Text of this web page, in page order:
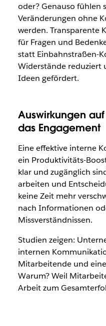
oder? Genauso fühlen
Veränderungen ohne
werden. Transparente
für Fragen und
statt Einbahnstraßen-
Widerstände reduziert
Ideen gefördert.
Auswirkungen
das Engagement
Eine effektive interne
ein Produktivitäts-
klar und zugänglich
arbeiten und
keine Zeit mehr
nach Informationen
Missverständnissen.
Studien zeigen:
internen
Mitarbeitende und
Warum? Weil
Arbeit zum